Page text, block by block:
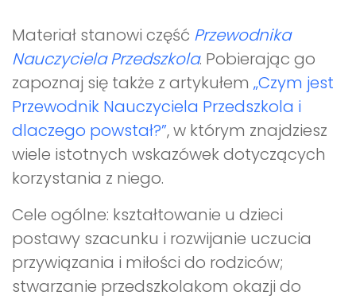
Materiał stanowi część Przewodnika
Nauczyciela Przedszkola. Pobierając go
zapoznaj się także z artykułem „Czym jest
Przewodnik Nauczyciela Przedszkola i
dlaczego powstał?”, w którym znajdziesz
wiele istotnych wskazówek dotyczących
korzystania z niego.
Cele ogólne: kształtowanie u dzieci
postawy szacunku i rozwijanie uczucia
przywiązania i miłości do rodziców;
stwarzanie przedszkolakom okazji do